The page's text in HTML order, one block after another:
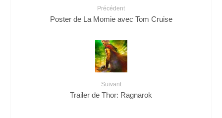
Précédent
Poster de La Momie avec Tom Cruise
Suivant
Trailer de Thor: Ragnarok